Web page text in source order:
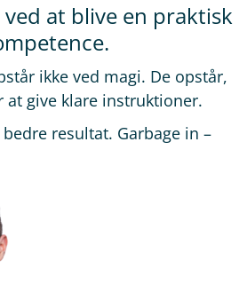
at blive en praktisk
ikke ved magi. De opstår,
give klare instruktioner.
resultat. Garbage in –